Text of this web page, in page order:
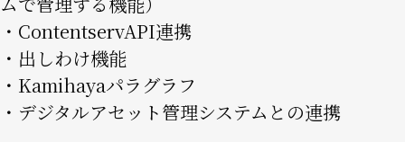
・ContentservAPI連携
・出しわけ機能
・Kamihayaパラグラフ
・デジタルアセット管理システムとの連携